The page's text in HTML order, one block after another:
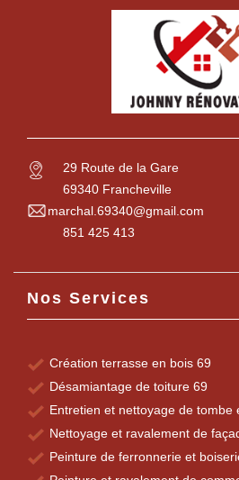
29 Route de la Gare
69340 Francheville
marchal.69340@gmail.com
851 425 413
Nos Services
Création terrasse en bois 69
Désamiantage de toiture 69
Entretien et nettoyage de tombe
Nettoyage et ravalement de
Peinture de ferronnerie et